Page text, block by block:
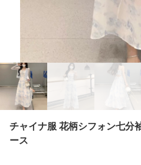
チャイナ服 花柄シフォン七分
ース